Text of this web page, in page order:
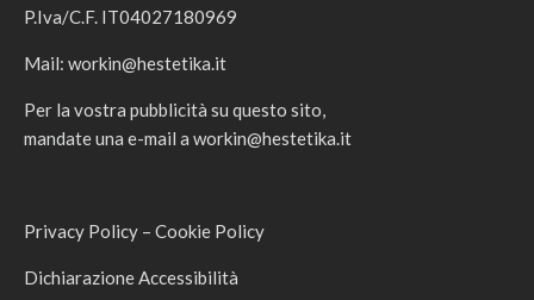
P.Iva/C.F. IT04027180969
Mail: workin@hestetika.it
Per la vostra pubblicità su questo sito,
mandate una e-mail a workin@hestetika.it
Privacy Policy – Cookie Policy
Dichiarazione Accessibilità